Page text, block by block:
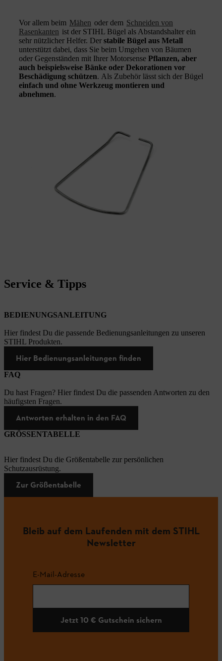
Vor allem beim Mähen oder dem Schneiden von
Rasenkanten ist der STIHL Bügel als Abstandshalter ein
sehr nützlicher Helfer. Der stabile Bügel aus Metall
unterstützt dabei, dass Sie beim Umgehen von Bäumen
oder Gegenständen mit Ihrer Motorsense Pflanzen, aber
auch beispielsweise Bänke oder Dekorationen vor
Beschädigung schützen. Als Zubehör lässt sich der Bügel
einfach und ohne Werkzeug montieren und
abnehmen.
Service & Tipps
BEDIENUNGSANLEITUNG
Hier findest Du die passende Bedienungsanleitungen zu unseren
STIHL Produkten.
Hier Bedienungsanleitungen finden
FAQ
Du hast Fragen? Hier findest Du die passenden Antworten zu den
häufigsten Fragen.
Antworten erhalten in den FAQ
GRÖSSENTABELLE
Hier findest Du die Größentabelle zur persönlichen
Schutzausrüstung.
Zur Größentabelle
Bleib auf dem Laufenden mit dem STIHL
Newsletter
E-Mail-Adresse
Jetzt 10 € Gutschein sichern